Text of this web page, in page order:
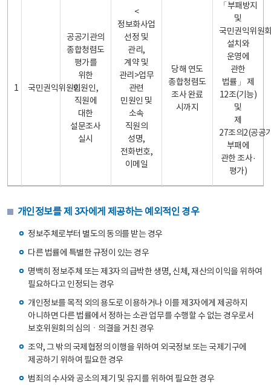
1 국민권익위원회
공공기관의
종합청렴도
평가를
위한
민원인,
직원에
대한
설문조사
실시
<
정보화사업
선정 및
관리,
계약 및
관리>업무
관련
민원인 및
소속
직원의
성명,
전화번호,
이메일
당해 연도
종합청렴도
조사 완료
시까지
「부패방지
및
국민권익위원
설치와
운영에
관한
법률」 제
12조(기능)
및
제
27조의2(공공
부패에
관한 조사·
평가)
개인정보를 제 3자에게 제공하는 예외적인 경우
정보주체로부터 별도의 동의를 받는 경우
다른 법률에 특별한 규정이 있는 경우
명백히 정보주체 또는 제3자의 급박한 생명, 신체, 재산의 이익을 위하여
필요하다고 인정되는 경우
개인정보를 목적 외의 용도로 이용하거나 이를 제3자에게 제공하지
아니하면 다른 법률에서 정하는 소관 업무를 수행할 수 없는 경우로서
보호위원회의 심의ㆍ의결을 거친 경우
조약, 그 밖의 국제협정의 이행을 위하여 외국정보 또는 국제기구에
제공하기 위하여 필요한 경우
범죄의 수사와 공소의 제기 및 유지를 위하여 필요한 경우